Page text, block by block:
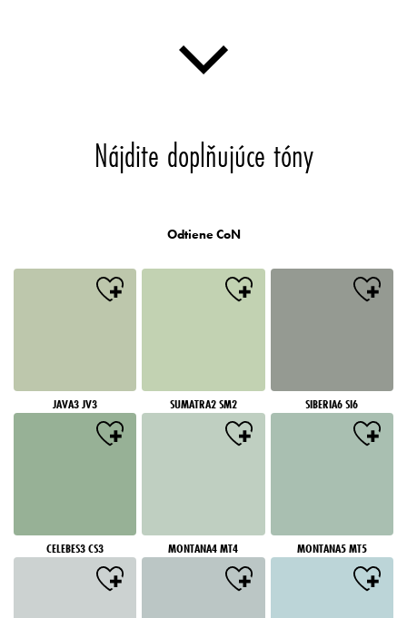
Nájdite doplňujúce tóny
Odtiene CoN
JAVA3 JV3 SUMATRA2 SM2 SIBERIA6 SI6
CELEBES3 CS3 MONTANA4 MT4 MONTANA5 MT5